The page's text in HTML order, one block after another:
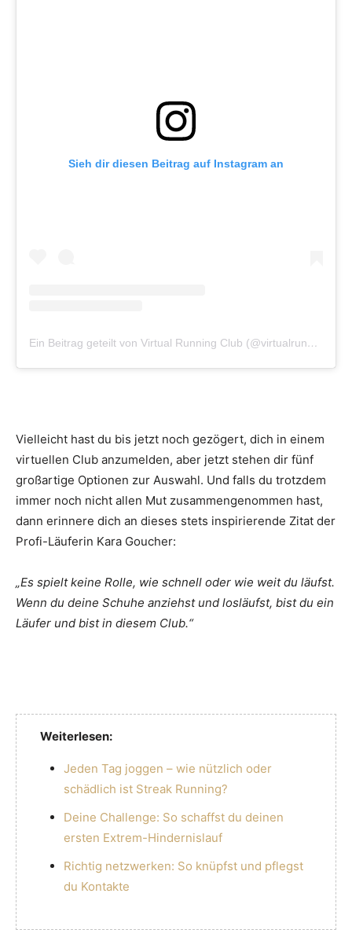
Sieh dir diesen Beitrag auf Instagram an
Ein Beitrag geteilt von Virtual Running Club (@virtualrunningclub)
Vielleicht hast du bis jetzt noch gezögert, dich in einem
virtuellen Club anzumelden, aber jetzt stehen dir fünf
großartige Optionen zur Auswahl. Und falls du trotzdem
immer noch nicht allen Mut zusammengenommen hast,
dann erinnere dich an dieses stets inspirierende Zitat der
Profi-Läuferin Kara Goucher:
„Es spielt keine Rolle, wie schnell oder wie weit du läufst.
Wenn du deine Schuhe anziehst und losläufst, bist du ein
Läufer und bist in diesem Club.“
Weiterlesen:
Jeden Tag joggen – wie nützlich oder
schädlich ist Streak Running?
Deine Challenge: So schaffst du deinen
ersten Extrem-Hindernislauf
Richtig netzwerken: So knüpfst und pflegst
du Kontakte